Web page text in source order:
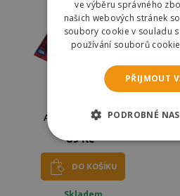
Albi Hříšné kostky
89 Kč
DO KOŠÍKU
ve výběru správného
našich webových stránek
soubory cookie v souladu
používání souborů
PŘIJMOUT
PODROBNÉ